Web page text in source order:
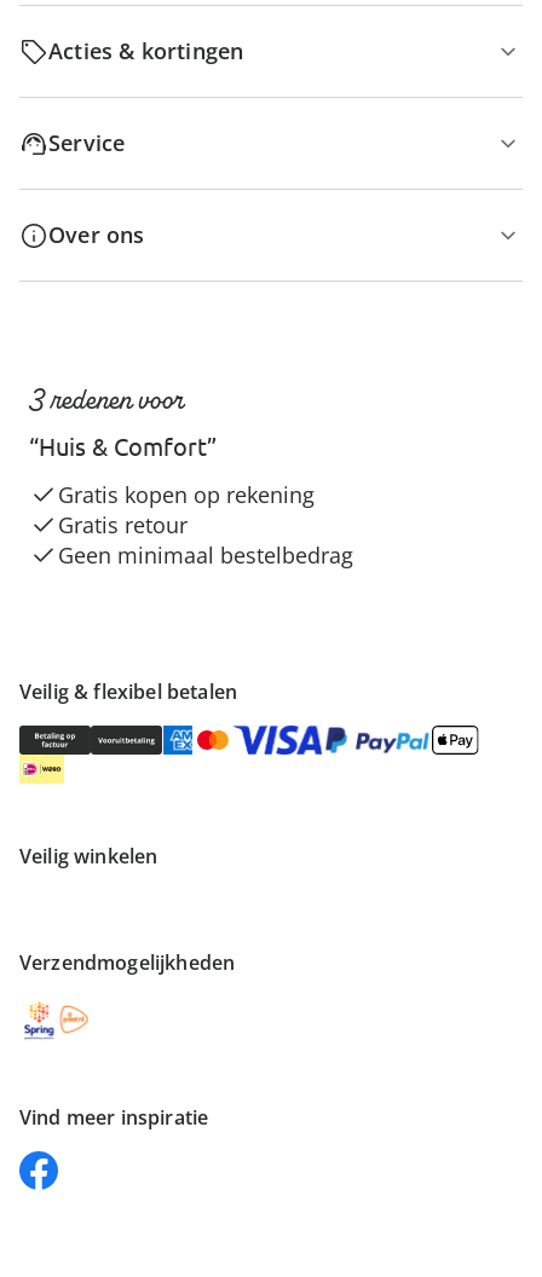
Acties & kortingen
Service
Over ons
Veilig & flexibel betalen
Veilig winkelen
Verzendmogelijkheden
Vind meer inspiratie
3 redenen voor
“Huis & Comfort”
Gratis kopen op rekening
Gratis retour
Geen minimaal bestelbedrag